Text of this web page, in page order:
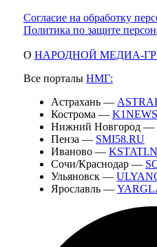
Согласие на обработку
Политика по защите
О НАРОДНОЙ МЕДИА-
Все порталы НМГ:
Астрахань —
Кострома —
Нижний Новгород —
Пенза — SMI58.RU
Иваново —
Сочи/Краснодар —
Ульяновск —
Ярославль —